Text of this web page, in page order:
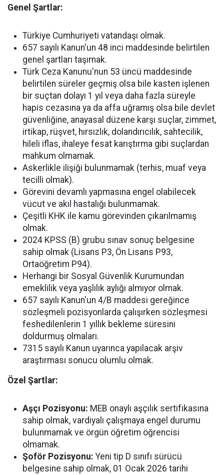
Genel Şartlar:
Türkiye Cumhuriyeti vatandaşı olmak.
657 sayılı Kanun'un 48 inci maddesinde belirtilen
genel şartları taşımak.
Türk Ceza Kanunu'nun 53 üncü maddesinde
belirtilen süreler geçmiş olsa bile kasten işlenen
bir suçtan dolayı 1 yıl veya daha fazla süreyle
hapis cezasına ya da affa uğramış olsa bile devlet
güvenliğine, anayasal düzene karşı suçlar, zimmet,
irtikap, rüşvet, hırsızlık, dolandırıcılık, sahtecilik,
hileli iflas, ihaleye fesat karıştırma gibi suçlardan
mahkum olmamak.
Askerlikle ilişiği bulunmamak (terhis, muaf veya
tecilli olmak).
Görevini devamlı yapmasına engel olabilecek
vücut ve akıl hastalığı bulunmamak.
Çeşitli KHK ile kamu görevinden çıkarılmamış
olmak.
2024 KPSS (B) grubu sınav sonuç belgesine
sahip olmak (Lisans P3, Ön Lisans P93,
Ortaöğretim P94).
Herhangi bir Sosyal Güvenlik Kurumundan
emeklilik veya yaşlılık aylığı almıyor olmak.
657 sayılı Kanun'un 4/B maddesi gereğince
sözleşmeli pozisyonlarda çalışırken sözleşmesi
feshedilenlerin 1 yıllık bekleme süresini
doldurmuş olmaları.
7315 sayılı Kanun uyarınca yapılacak arşiv
araştırması sonucu olumlu olmak.
Özel Şartlar:
Aşçı Pozisyonu: MEB onaylı aşçılık sertifikasına
sahip olmak, vardiyalı çalışmaya engel durumu
bulunmamak ve örgün öğretim öğrencisi
olmamak.
Şoför Pozisyonu: Yeni tip D sınıfı sürücü
belgesine sahip olmak, 01 Ocak 2026 tarihi